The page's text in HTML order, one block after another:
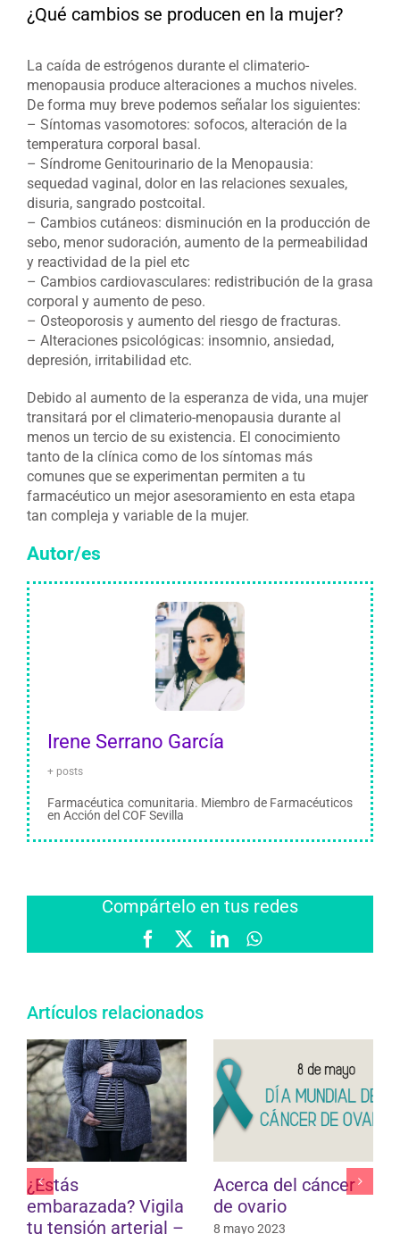
¿Qué cambios se producen en la mujer?
La caída de estrógenos durante el climaterio-
menopausia produce alteraciones a muchos niveles.
De forma muy breve podemos señalar los siguientes:
– Síntomas vasomotores: sofocos, alteración de la
temperatura corporal basal.
– Síndrome Genitourinario de la Menopausia:
sequedad vaginal, dolor en las relaciones sexuales,
disuria, sangrado postcoital.
– Cambios cutáneos: disminución en la producción de
sebo, menor sudoración, aumento de la permeabilidad
y reactividad de la piel etc
– Cambios cardiovasculares: redistribución de la grasa
corporal y aumento de peso.
– Osteoporosis y aumento del riesgo de fracturas.
– Alteraciones psicológicas: insomnio, ansiedad,
depresión, irritabilidad etc.
Debido al aumento de la esperanza de vida, una mujer
transitará por el climaterio-menopausia durante al
menos un tercio de su existencia. El conocimiento
tanto de la clínica como de los síntomas más
comunes que se experimentan permiten a tu
farmacéutico un mejor asesoramiento en esta etapa
tan compleja y variable de la mujer.
Autor/es
Irene Serrano García
+ posts
Farmacéutica comunitaria. Miembro de Farmacéuticos
en Acción del COF Sevilla
Compártelo en tus redes
FacebookLinkedInWhatsApp
Artículos relacionados
Hablemos de la
menopausia (IV)
20 marzo 2023
Mejora tu salud en
otoño
4 noviembre 2022